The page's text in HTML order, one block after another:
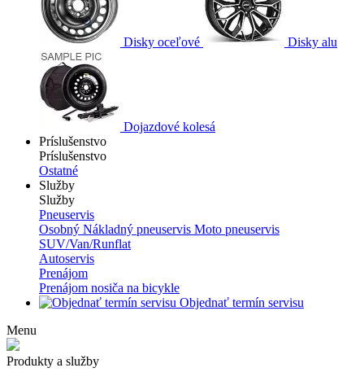
Disky oceľové Disky alu
Dojazdové kolesá
Príslušenstvo
Príslušenstvo
Ostatné
Služby
Služby
Pneuservis
Osobný Nákladný pneuservis Moto pneuservis
SUV/Van/Runflat
Autoservis
Prenájom
Prenájom nosiča na bicykle
Objednať termín servisu
Menu
Produkty a služby